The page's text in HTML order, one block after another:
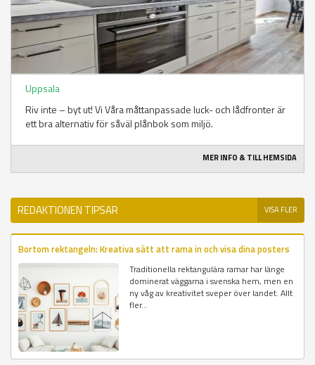
Uppsala
Riv inte – byt ut! Vi Våra måttanpassade luck- och lådfronter är
ett bra alternativ för såväl plånbok som miljö.
MER INFO & TILL HEMSIDA
REDAKTIONEN TIPSAR VISA FLER
Bortom rektangeln: Kreativa sätt att rama in och visa dina posters
Traditionella rektangulära ramar har länge
dominerat väggarna i svenska hem, men en
ny våg av kreativitet sveper över landet. Allt
fler...